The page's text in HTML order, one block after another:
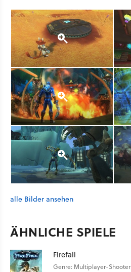
alle Bilder ansehen
ÄHNLICHE SPIELE
Firefall
Genre: Multiplayer-Shooter